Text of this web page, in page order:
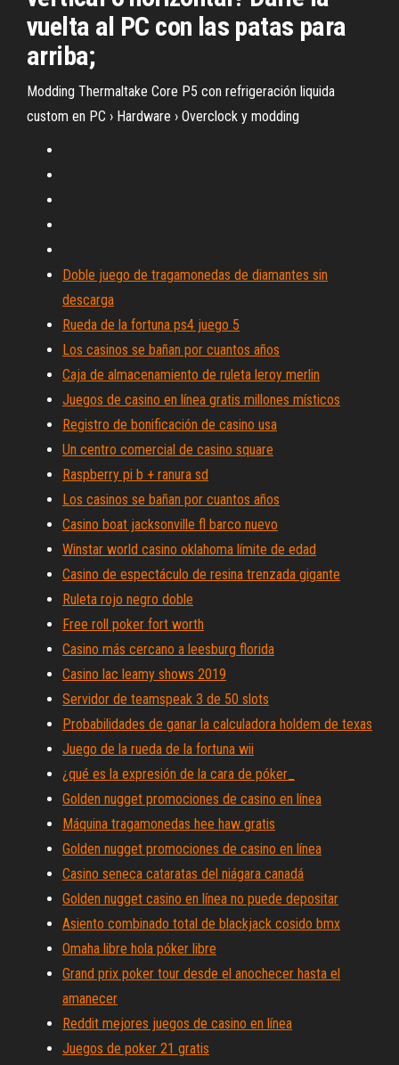
vuelta al PC con las patas para
arriba;
Modding Thermaltake Core P5 con refrigeración liquida
custom en PC › Hardware › Overclock y modding
Doble juego de tragamonedas de diamantes sin
descarga
Rueda de la fortuna ps4 juego 5
Los casinos se bañan por cuantos años
Caja de almacenamiento de ruleta leroy merlin
Juegos de casino en línea gratis millones místicos
Registro de bonificación de casino usa
Un centro comercial de casino square
Raspberry pi b + ranura sd
Los casinos se bañan por cuantos años
Casino boat jacksonville fl barco nuevo
Winstar world casino oklahoma límite de edad
Casino de espectáculo de resina trenzada gigante
Ruleta rojo negro doble
Free roll poker fort worth
Casino más cercano a leesburg florida
Casino lac leamy shows 2019
Servidor de teamspeak 3 de 50 slots
Probabilidades de ganar la calculadora holdem de texas
Juego de la rueda de la fortuna wii
¿qué es la expresión de la cara de póker_
Golden nugget promociones de casino en línea
Máquina tragamonedas hee haw gratis
Golden nugget promociones de casino en línea
Casino seneca cataratas del niágara canadá
Golden nugget casino en línea no puede depositar
Asiento combinado total de blackjack cosido bmx
Omaha libre hola póker libre
Grand prix poker tour desde el anochecer hasta el
amanecer
Reddit mejores juegos de casino en línea
Juegos de poker 21 gratis